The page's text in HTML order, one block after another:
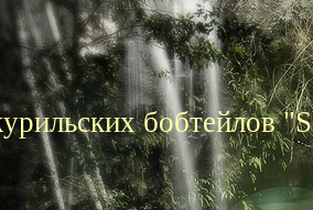
бобтейлов